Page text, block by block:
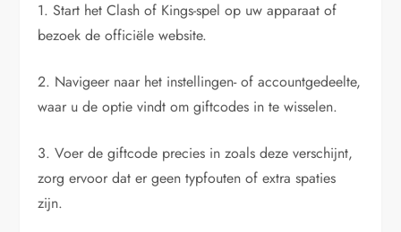
1. Start het Clash of Kings-spel op uw apparaat of
bezoek de officiële website.
2. Navigeer naar het instellingen- of accountgedeelte,
waar u de optie vindt om giftcodes in te wisselen.
3. Voer de giftcode precies in zoals deze verschijnt,
zorg ervoor dat er geen typfouten of extra spaties
zijn.